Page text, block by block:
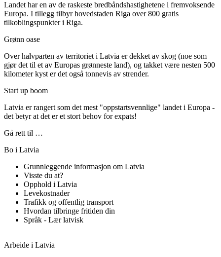
Landet har en av de raskeste bredbåndshastighetene i fremvoksende
Europa. I tillegg tilbyr hovedstaden Riga over 800 gratis
tilkoblingspunkter i Riga.
Grønn oase
Over halvparten av territoriet i Latvia er dekket av skog (noe som
gjør det til et av Europas grønneste land), og takket være nesten 500
kilometer kyst er det også tonnevis av strender.
Start up boom
Latvia er rangert som det mest "oppstartsvennlige" landet i Europa -
det betyr at det er et stort behov for expats!
Gå rett til …
Bo i Latvia
Grunnleggende informasjon om Latvia
Visste du at?
Opphold i Latvia
Levekostnader
Trafikk og offentlig transport
Hvordan tilbringe fritiden din
Språk - Lær latvisk
Arbeide i Latvia